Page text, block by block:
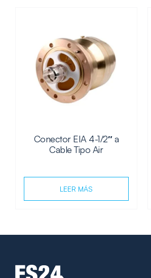
Conector EIA 4-1/2″ a
Cable Tipo Air
LEER MÁS